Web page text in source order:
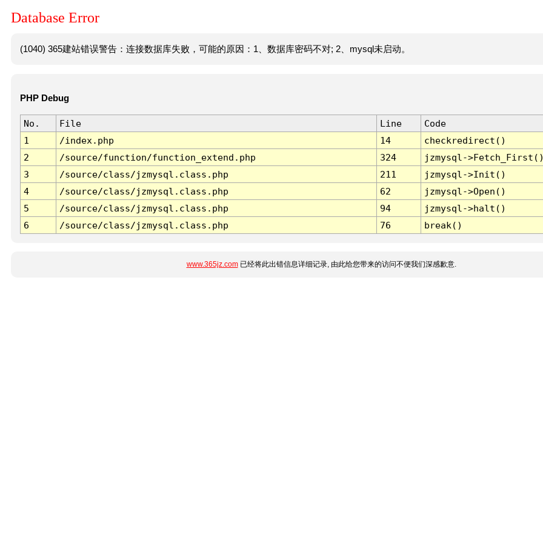
Database Error
(1040) 365建站错误警告：连接数据库失败，可能的原因：1、数据库密码不对; 2、mysql未启动。
PHP Debug
No. File Line
Code
1
/index.php 14
checkredirect()
2
/source/function/function_extend.php 324
jzmysql-
3
/source/class/jzmysql.class.php 211
jzmysql->Init()
4
/source/class/jzmysql.class.php 62
jzmysql->Open()
5
/source/class/jzmysql.class.php 94
jzmysql->halt()
6
/source/class/jzmysql.class.php 76 break()
www.365jz.com已经将此出错信息详细记录, 由此给您带来的访问不便我们深感歉意.